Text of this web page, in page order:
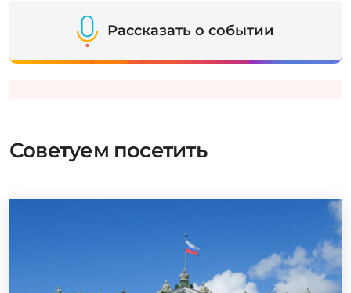
Рассказать о событии
Советуем посетить